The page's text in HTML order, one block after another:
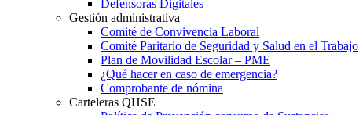
Defensoras Digitales
Gestión administrativa
Comité de Convivencia Laboral
Comité Paritario de Seguridad y Salud en el Trabajo
Plan de Movilidad Escolar – PME
¿Qué hacer en caso de emergencia?
Comprobante de nómina
Carteleras QHSE